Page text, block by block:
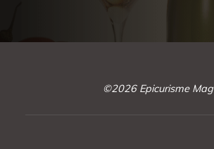
©2026 Epicurisme Mag